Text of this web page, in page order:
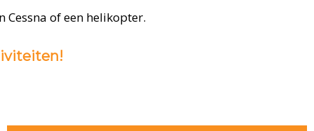
of een helikopter.